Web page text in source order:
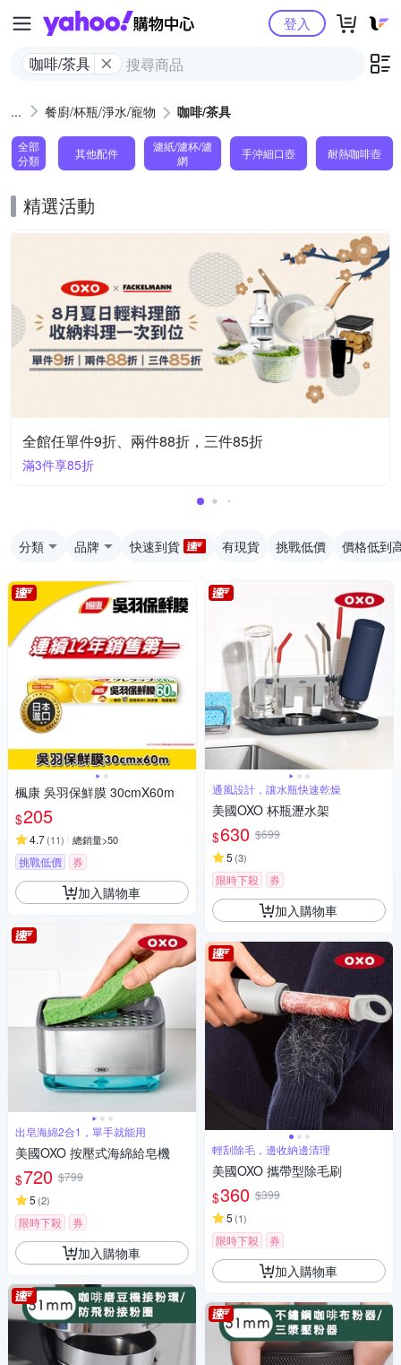
Yahoo購物中心
咖啡/茶具
登入
餐廚/杯瓶/淨水/寵物 咖啡/茶具
全部
分類
其他配件
濾紙/濾杯/濾
網
手沖細口壺 耐熱咖啡壺
精選活動
全館任單件9折、兩件88折，三件85折
滿3件享85折
分類 品牌 快速到貨 有現貨 挑戰低價 價格低到
楓康 吳羽保鮮膜 30cmX60m
$205
4.7(11) 總銷量>50
挑戰低價 券
加入購物車
出皂海綿2合1，單手就能用
美國OXO 按壓式海綿給皂機
$720 $799
5 (2)
限時下殺 券
加入購物車
通風設計，讓水瓶快速乾燥
美國OXO 杯瓶瀝水架
$630 $699
5 (3)
限時下殺 券
加入購物車
輕刮除毛，邊收納邊清理
美國OXO 攜帶型除毛刷
$360 $399
5 (1)
限時下殺 券
加入購物車